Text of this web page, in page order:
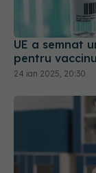
UE a semnat
pentru
24 ian 2025, 20:30